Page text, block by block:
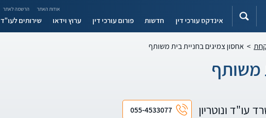
אודות האתר הרשמה לאתר
אינדקס עורכי דין חדשות פורום עורכי דין ערוץ וידאו שירותים לעו"ד
> אחסון צמיגים בחניית בית משותף
משותף
עו"ד ונוטריון 055-4533077